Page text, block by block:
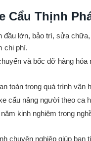
Cẩu Thịnh
đầu lớn, bảo trì, sửa
chi phí.
và bốc dỡ hàng
toàn trong quá trình vận
cẩu nâng người theo ca
kinh nghiệm trong
chuyên nghiệp giúp bạn